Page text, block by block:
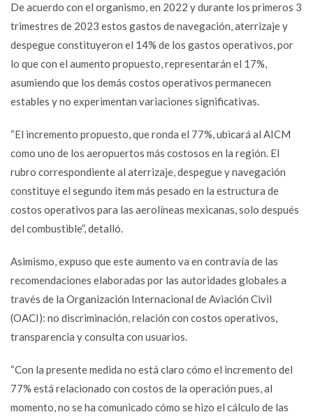
De acuerdo con el organismo, en 2022 y durante los primeros 3
trimestres de 2023 estos gastos de navegación, aterrizaje y
despegue constituyeron el 14% de los gastos operativos, por
lo que con el aumento propuesto, representarán el 17%,
asumiendo que los demás costos operativos permanecen
estables y no experimentan variaciones significativas.
“El incremento propuesto, que ronda el 77%, ubicará al AICM
como uno de los aeropuertos más costosos en la región. El
rubro correspondiente al aterrizaje, despegue y navegación
constituye el segundo ítem más pesado en la estructura de
costos operativos para las aerolíneas mexicanas, solo después
del combustible”, detalló.
Asimismo, expuso que este aumento va en contravía de las
recomendaciones elaboradas por las autoridades globales a
través de la Organización Internacional de Aviación Civil
(OACI): no discriminación, relación con costos operativos,
transparencia y consulta con usuarios.
“Con la presente medida no está claro cómo el incremento del
77% está relacionado con costos de la operación pues, al
momento, no se ha comunicado cómo se hizo el cálculo de las